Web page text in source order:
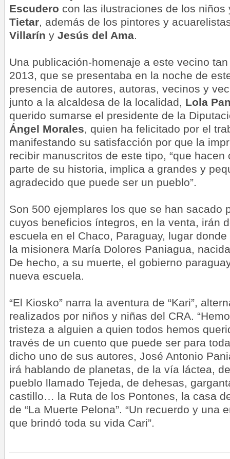
Escudero con las ilustraciones de los
Tietar, además de los pintores y
Villarín y Jesús del Ama.
Una publicación-homenaje a este vecino
2013, que se presentaba en la noche de
presencia de autores, autoras, vecinos y
junto a la alcaldesa de la localidad, Lola
querido sumarse el presidente de la
Ángel Morales, quien ha felicitado por el
manifestando su satisfacción por que la
recibir manuscritos de este tipo, “que
parte de su historia, implica a grandes y
agradecido que puede ser un pueblo”.
Son 500 ejemplares los que se han sacado
cuyos beneficios íntegros, en la venta, irán
escuela en el Chaco, Paraguay, lugar
la misionera María Dolores Paniagua,
De hecho, a su muerte, el gobierno
nueva escuela.
“El Kiosko” narra la aventura de “Kari”,
realizados por niños y niñas del CRA.
tristeza a alguien a quien todos hemos
través de un cuento que puede ser para
dicho uno de sus autores, José Antonio
irá hablando de planetas, de la vía láctea,
pueblo llamado Tejeda, de dehesas,
castillo… la Ruta de los Pontones, la casa
de “La Muerte Pelona”. “Un recuerdo y una
que brindó toda su vida Cari”.